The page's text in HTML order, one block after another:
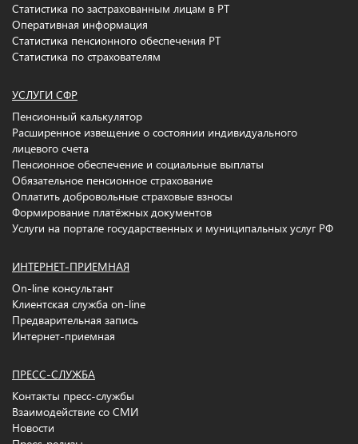
Статистика по застрахованным лицам в РТ
Оперативная информация
Статистика пенсионного обеспечения РТ
Статистика по страхователям
УСЛУГИ СФР
Пенсионный калькулятор
Расширенное извещение о состоянии индивидуального
лицевого счета
Пенсионное обеспечение и социальные выплаты
Обязательное пенсионное страхование
Оплатить добровольные страховые взносы
Формирование платёжных документов
Услуги на портале государственных и муниципальных услуг РФ
ИНТЕРНЕТ-ПРИЕМНАЯ
On-line консультант
Клиентская служба on-line
Предварительная запись
Интернет-приемная
ПРЕСС-СЛУЖБА
Контакты пресс-службы
Взаимодействие со СМИ
Новости